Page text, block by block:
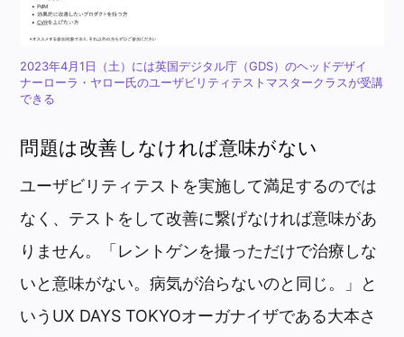
2023年4月1日（土）には英国デジタル庁（GDS）のヘッドデザイ
ナーローラ・ヤロー氏のユーザビリティテストマスタークラスが受講
できる
問題は改善しなければ意味がない
ユーザビリティテストを実施して満足するのでは
なく、テストをして改善に繋げなければ意味があ
りません。「レントゲンを撮っただけで治療しな
いと意味がない。病気が治らないのと同じ。」と
いうUX DAYS TOKYOオーガナイザである大本さ